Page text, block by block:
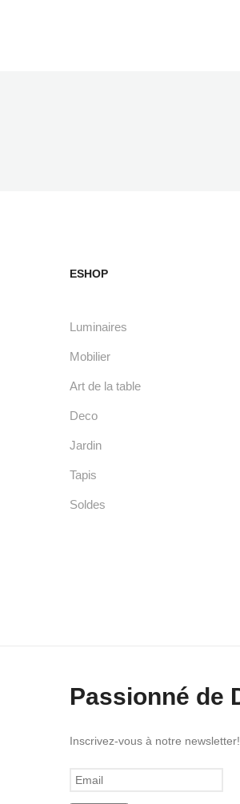
ESHOP
Luminaires
Mobilier
Art de la table
Deco
Jardin
Tapis
Soldes
Passionné de
Inscrivez-vous à notre newsletter!